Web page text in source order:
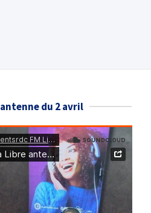
du 2 avril